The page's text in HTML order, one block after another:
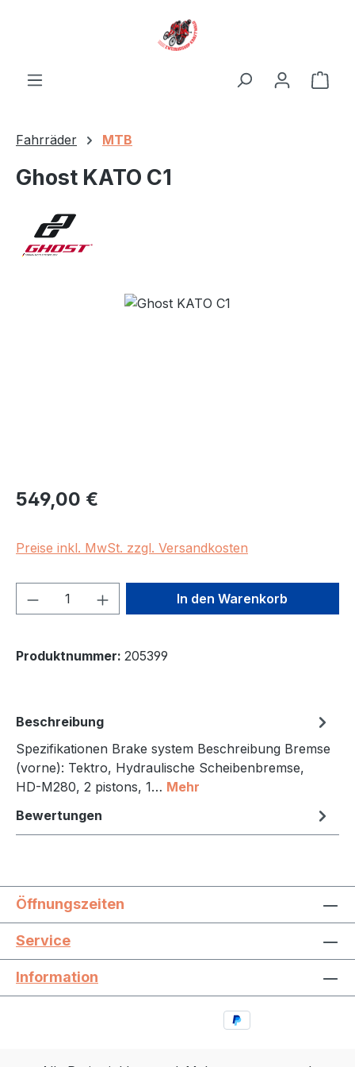
Fahrräder MTB
Ghost KATO C1
Bildergalerie überspringen
Regulärer Preis:
549,00 €
Preise inkl. MwSt. zzgl. Versandkosten
Produkt Anzahl: Gib denIn den Warenkorb
Produktnummer: 205399
Beschreibung
Spezifikationen Brake system Beschreibung Bremse
(vorne): Tektro, Hydraulische Scheibenbremse,
HD-M280, 2 pistons, 1… Mehr
Bewertungen
Öffnungszeiten
Service
Information